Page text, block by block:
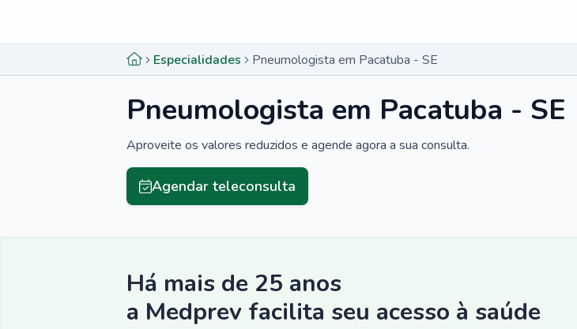
Especialidades Pneumologista em Pacatuba - SE
Pneumologista em Pacatuba - SE
Aproveite os valores reduzidos e agende agora a sua consulta.
Agendar teleconsulta
Há mais de 25 anos
a Medprev facilita seu acesso à saúde